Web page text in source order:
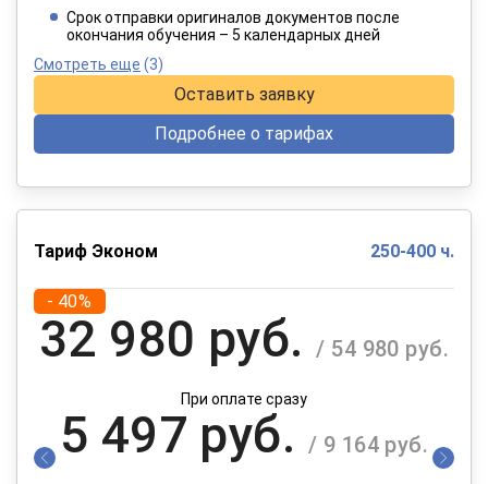
При оплате в рассрочку на 12 месяцев
Срок отправки оригиналов документов после
окончания обучения – 5 календарных дней
Смотреть еще (3)
Оставить заявку
Подробнее о тарифах
Тариф Эконом 250-400 ч.
- 40%
32 980 руб. / 54 980 руб.
При оплате сразу
5 497 руб. / 9 164 руб.